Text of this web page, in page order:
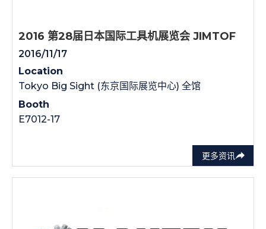
更多资讯
2016 第28届日本国际工具机展览会 JIMTOF
2016/11/17
Location
Tokyo Big Sight (东京国际展览中心) 全馆
Booth
E7012-17